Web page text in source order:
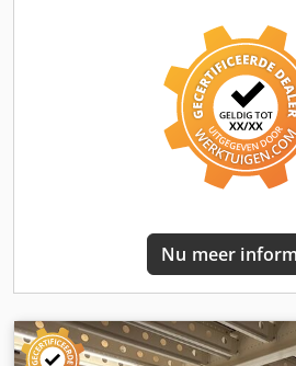
uitbreidingselementen: € 69,- bij
Fabrikant: Hofe Type: Orion Plus
5 vakken per element Afmetingen
cm Framehoogte ca.: 2,50 m Cjdezpf
Draagkracht per vak: 190 kg
sommige typeschilden staat een
wijten is aan de draagkracht van
stellingen staan; de stellingen zelf
of in overleg Locatie: regio Erfurt De
stelling met een diepte van 60 cm!
Nu meer